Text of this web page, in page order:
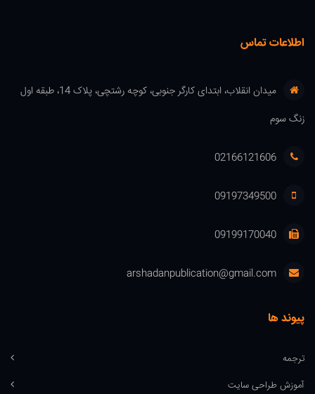
اطلاعات تماس
میدان انقلاب، ابتدای کارگر جنوبی، کوچه رشتچی، پلاک 14، طبقه اول
زنگ سوم
02166121606
09197349500
09199170040
arshadanpublication@gmail.com
پیوند ها
ترجمه
آموزش طراحی سایت